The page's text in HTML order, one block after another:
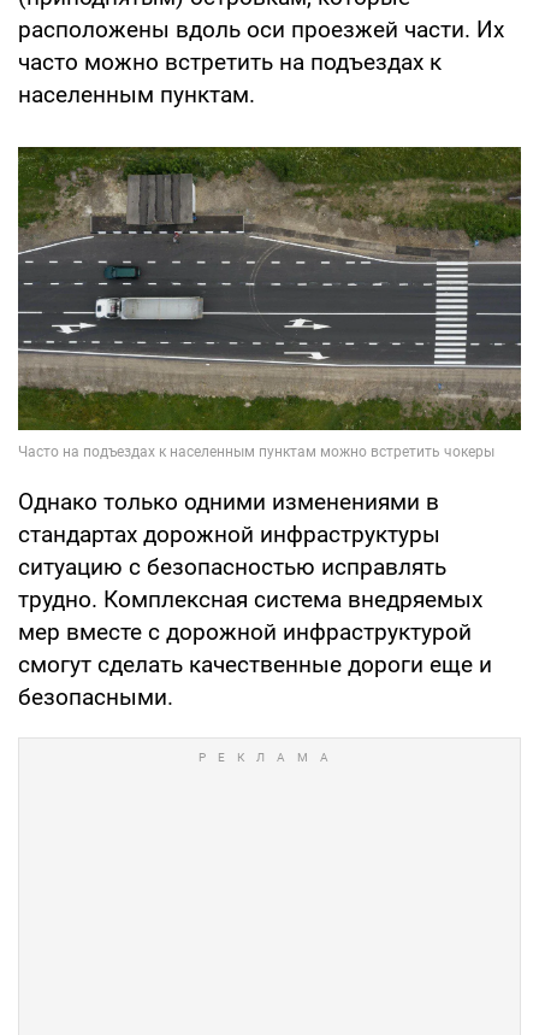
расположены вдоль оси проезжей части. Их
часто можно встретить на подъездах к
населенным пунктам.
Однако только одними изменениями в
стандартах дорожной инфраструктуры
ситуацию с безопасностью исправлять
трудно. Комплексная система внедряемых
мер вместе с дорожной инфраструктурой
смогут сделать качественные дороги еще и
безопасными.